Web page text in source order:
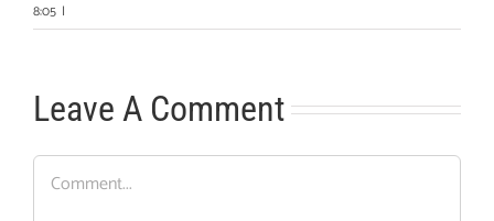
8:05 |
Leave A Comment
Comment